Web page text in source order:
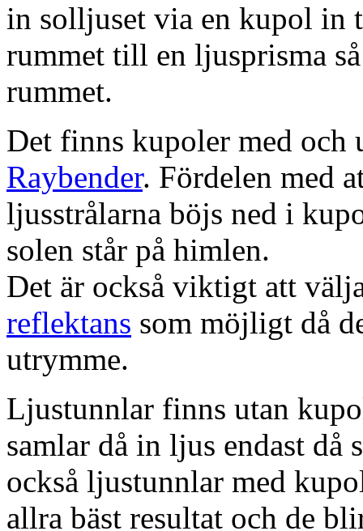
in solljuset via en kupol in
rummet till en ljusprisma
rummet.
Det finns kupoler med och
Raybender. Fördelen med
ljusstrålarna böjs ned i
solen står på himlen.
Det är också viktigt att
reflektans som möjligt då
utrymme.
Ljustunnlar finns utan
samlar då in ljus endast då
också ljustunnlar med
allra bäst resultat och de